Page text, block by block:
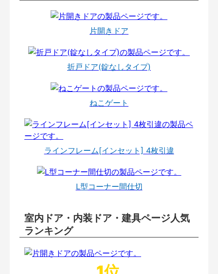
片開きドア
折戸ドア(錠なしタイプ)
ねこゲート
ラインフレーム[インセット] 4枚引違
L型コーナー間仕切
室内ドア・内装ドア・建具ページ人気
ランキング